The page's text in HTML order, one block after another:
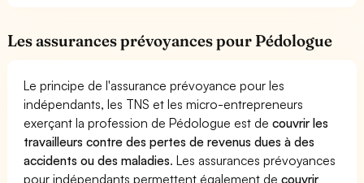
Les assurances prévoyances pour Pédologue
Le principe de l'assurance prévoyance pour les
indépendants, les TNS et les micro-entrepreneurs
exerçant la profession de Pédologue est decouvrir les
travailleurs contre des pertes de revenus dues à des
accidents ou des maladies. Les assurances prévoyances
pour indépendants permettent également decouvrir